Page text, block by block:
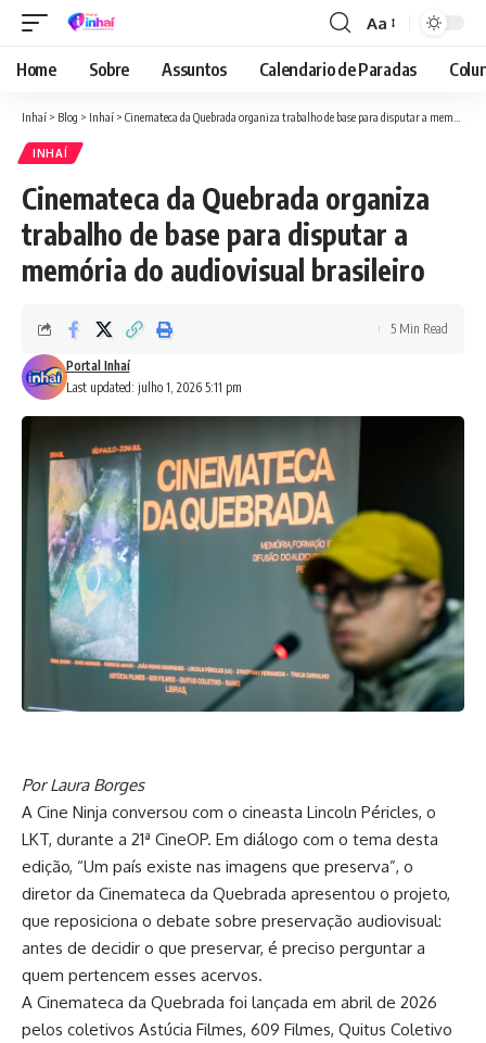
Font
Resizer
Aa
Home Sobre Assuntos Calendario de Paradas
Inhaí > Blog > Inhaí > Cinemateca da Quebrada organiza trabalho de base para disputar a memória do audiovisual brasileiro
INHAÍ
Cinemateca da Quebrada organiza
trabalho de base para disputar a
memória do audiovisual brasileiro
Last updated: julho 1, 2026 5:11 pm
Portal Inhaí
5 Min Read
Por Laura Borges
A Cine Ninja conversou com o cineasta Lincoln Péricles, o
LKT, durante a 21ª CineOP. Em diálogo com o tema desta
edição, “Um país existe nas imagens que preserva”, o
diretor da Cinemateca da Quebrada apresentou o projeto,
que reposiciona o debate sobre preservação audiovisual:
antes de decidir o que preservar, é preciso perguntar a
quem pertencem esses acervos.
A Cinemateca da Quebrada foi lançada em abril de 2026
pelos coletivos Astúcia Filmes, 609 Filmes, Quitus Coletivo